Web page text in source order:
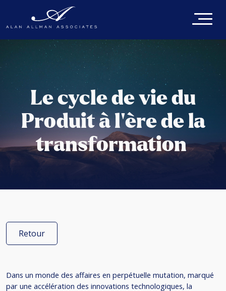
Le cycle de vie du
Produit à l’ère de la
transformation
Retour
Dans un monde des affaires en perpétuelle mutation, marqué
par une accélération des innovations technologiques, la